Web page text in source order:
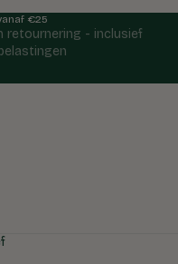
€25
retournering - inclusief